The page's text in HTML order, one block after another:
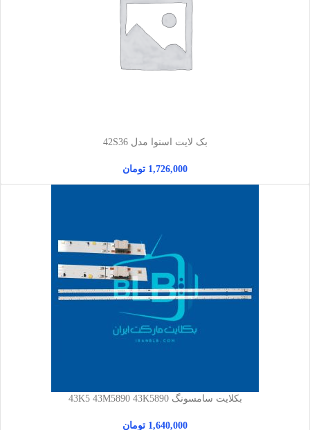
بک لایت اسنوا مدل 42S36
1,726,000 تومان
بکلایت سامسونگ 43K5 43M5890 43K5890
1,640,000 تومان